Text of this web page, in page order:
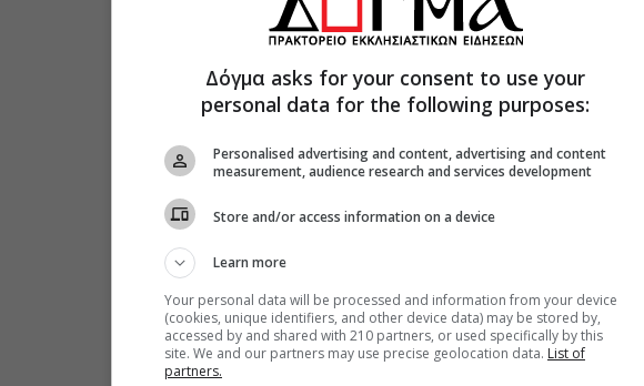
Δόγμα asks for your consent to use your
personal data for the following purposes:
Personalised advertising and content, advertising and content
measurement, audience research and services development
Store and/or access information on a device
Learn more
Your personal data will be processed and information from your device
(cookies, unique identifiers, and other device data) may be stored by,
accessed by and shared with 210 partners, or used specifically by this
site. We and our partners may use precise geolocation data. List of
partners.